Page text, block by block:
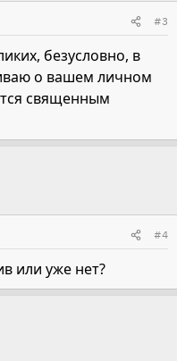
#3
безусловно, в
о вашем личном
священным
#4
или уже нет?